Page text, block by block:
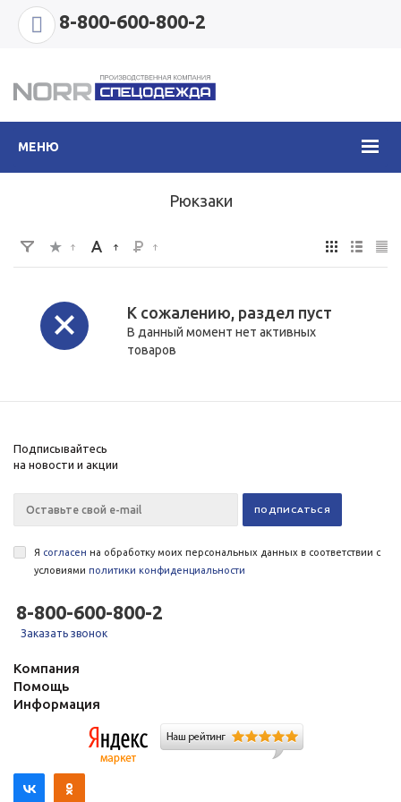
8-800-600-800-2
МЕНЮ
Рюкзаки
К сожалению, раздел пуст
В данный момент нет активных
товаров
Подписывайтесь
на новости и акции
Я согласен на обработку моих персональных данных в соответствии с
условиями политики конфиденциальности
8-800-600-800-2
Заказать звонок
Компания
Помощь
Информация